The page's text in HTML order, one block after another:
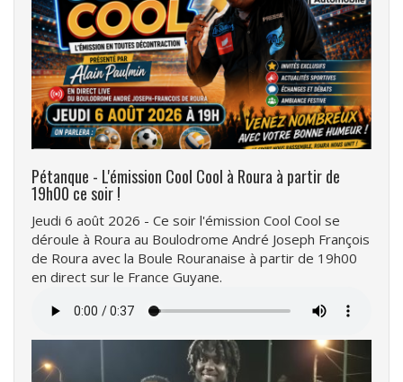
Pétanque - L'émission Cool Cool à Roura à partir de
19h00 ce soir !
Jeudi 6 août 2026 - Ce soir l'émission Cool Cool se
déroule à Roura au Boulodrome André Joseph François
de Roura avec la Boule Rouranaise à partir de 19h00
en direct sur le France Guyane.
audio